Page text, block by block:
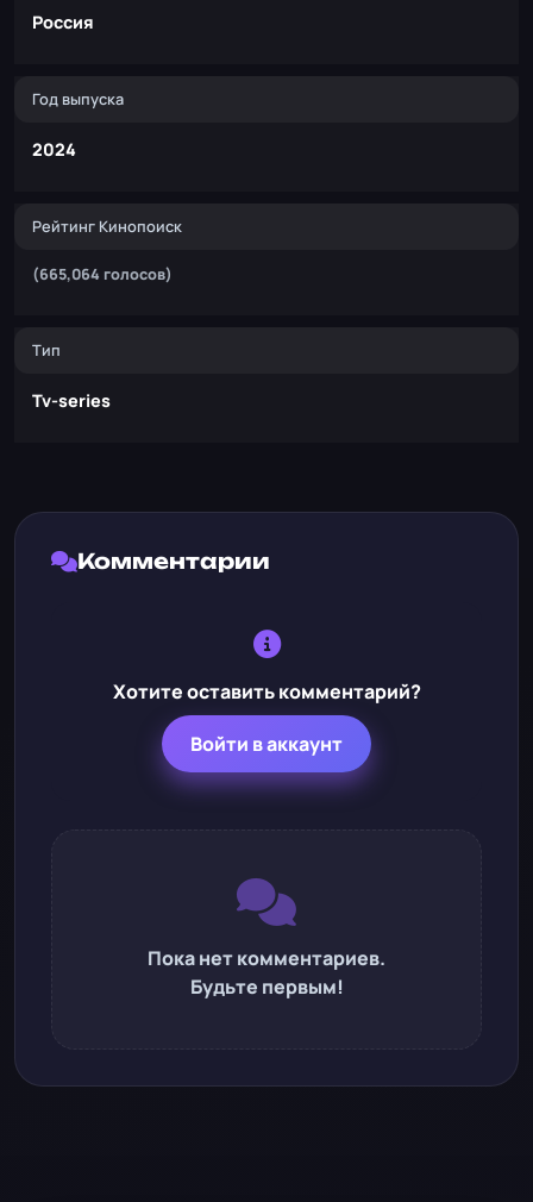
Россия
Год выпуска
2024
Рейтинг Кинопоиск
(665,064 голосов)
Тип
Tv-series
Комментарии
Хотите оставить комментарий?
Войти в аккаунт
Пока нет комментариев.
Будьте первым!